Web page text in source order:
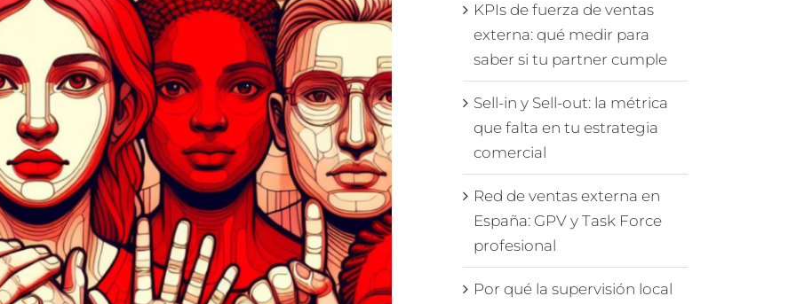
KPIs de fuerza de ventas
externa: qué medir para
saber si tu partner cumple
Sell-in y Sell-out: la métrica
que falta en tu estrategia
comercial
Red de ventas externa en
España: GPV y Task Force
profesional
Por qué la supervisión local